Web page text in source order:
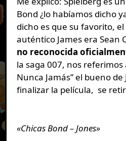
Bond ¿lo habíamos dicho
dicho es que su favorito,
auténtico James era Sean
no reconocida
la saga 007, nos referimos
Nunca Jamás” el bueno de
finalizar la película, se
«Chicas Bond – Jones»